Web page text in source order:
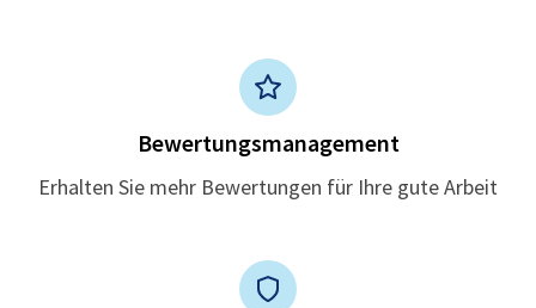
Bewertungsmanagement
Erhalten Sie mehr Bewertungen für Ihre gute Arbeit